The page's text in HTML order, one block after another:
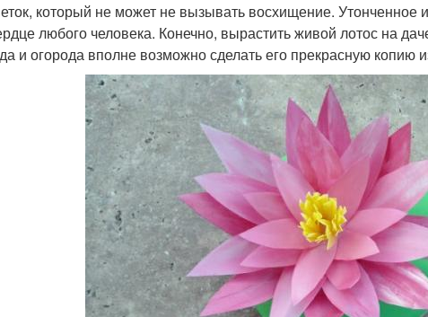
который не может не вызывать восхищение. Утонченное
любого человека. Конечно, вырастить живой лотос на
и огорода вполне возможно сделать его прекрасную копию